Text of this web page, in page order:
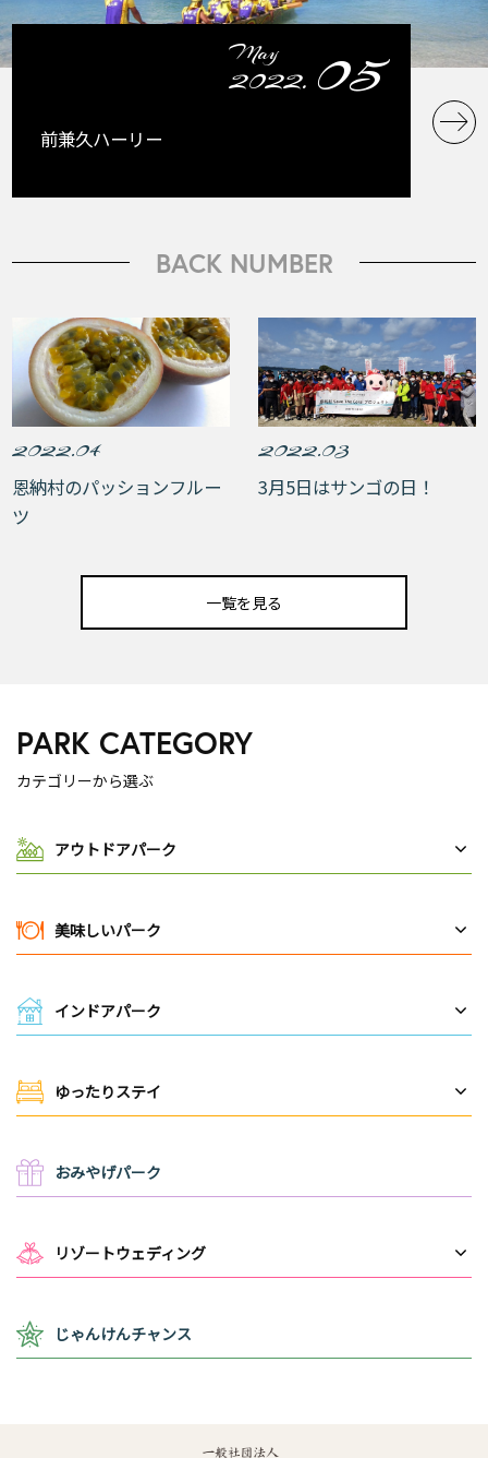
May
2022. 05
前兼久ハーリー
BACK NUMBER
2022.04
恩納村のパッションフルー
ツ
2022.03
3月5日はサンゴの日！
一覧を見る
PARK CATEGORY
カテゴリーから選ぶ
アウトドアパーク
美味しいパーク
インドアパーク
ゆったりステイ
おみやげパーク
リゾートウェディング
じゃんけんチャンス